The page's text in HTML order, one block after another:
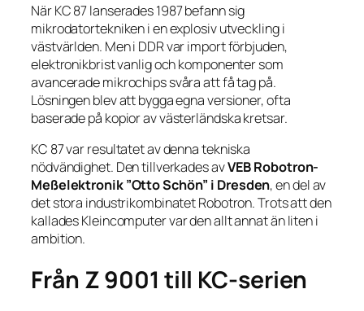
När KC 87 lanserades 1987 befann sig
mikrodatortekniken i en explosiv utveckling i
västvärlden. Men i DDR var import förbjuden,
elektronikbrist vanlig och komponenter som
avancerade mikrochips svåra att få tag på.
Lösningen blev att bygga egna versioner, ofta
baserade på kopior av västerländska kretsar.
KC 87 var resultatet av denna tekniska
nödvändighet. Den tillverkades avVEB Robotron-
Meßelektronik ”Otto Schön” i Dresden, en del av
det stora industrikombinatet Robotron. Trots att den
kalladesKleincomputervar den allt annat än liten i
ambition.
Från Z 9001 till KC-serien